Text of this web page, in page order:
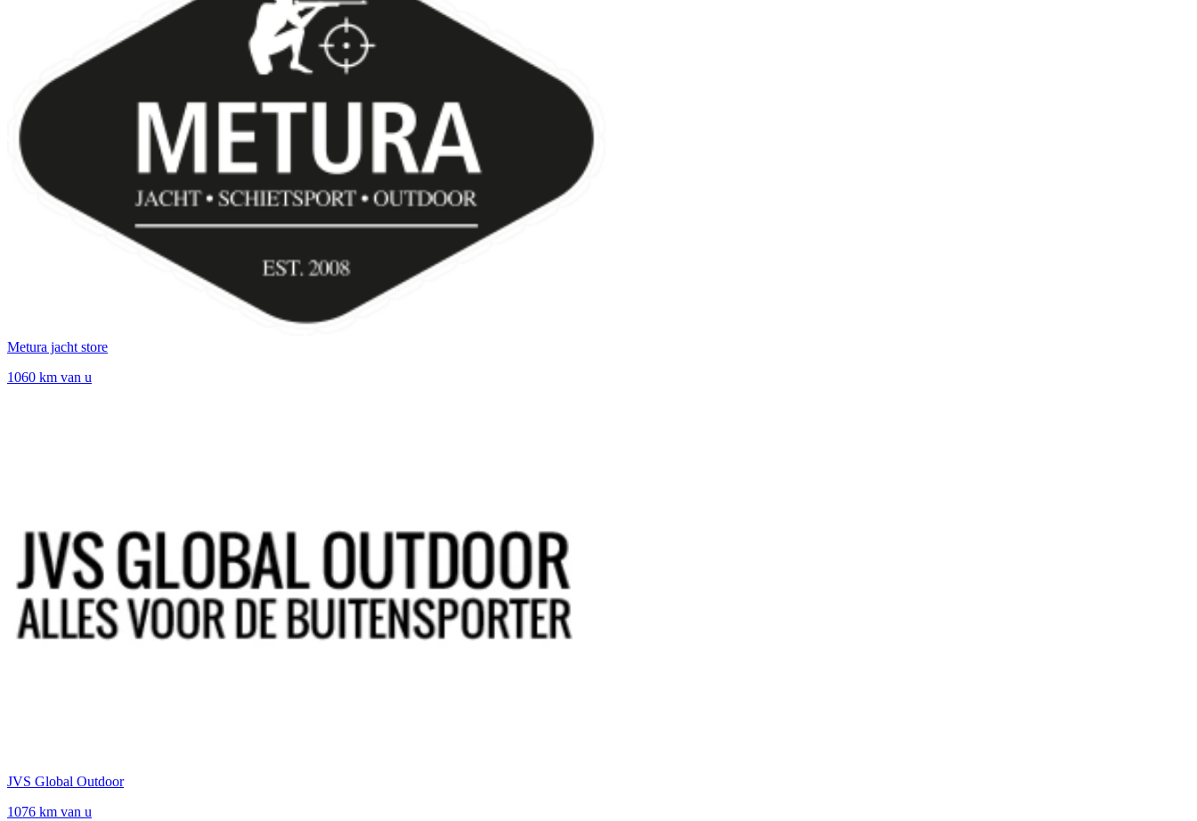
Metura jacht store
1060 km van u
JVS Global Outdoor
1076 km van u